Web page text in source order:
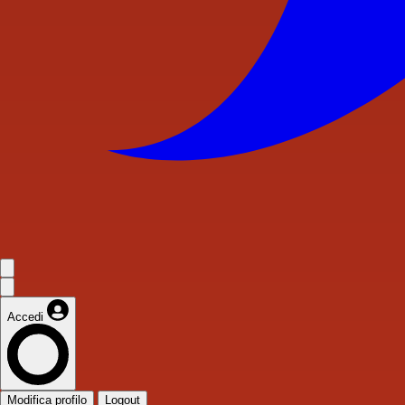
Accedi
Modifica profilo Logout